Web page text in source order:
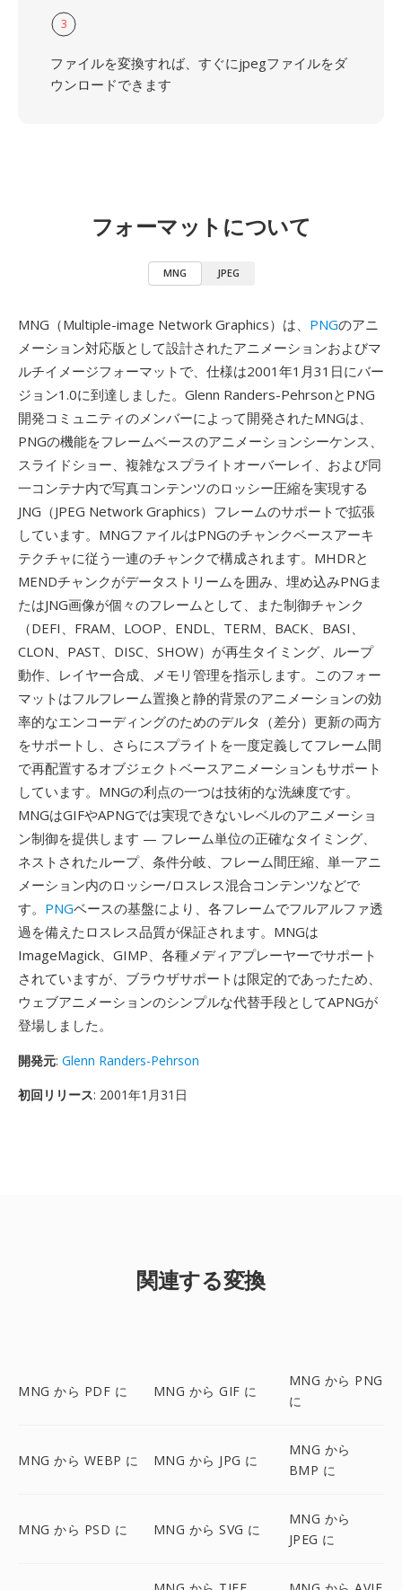
3
ファイルを変換すれば、すぐにjpegファイルをダ
ウンロードできます
フォーマットについて
MNG JPEG
MNG（Multiple-image Network Graphics）は、 PNGのアニ
メーション対応版として設計されたアニメーションおよびマ
ルチイメージフォーマットで、仕様は2001年1月31日にバー
ジョン1.0に到達しました。Glenn Randers-PehrsonとPNG
開発コミュニティのメンバーによって開発されたMNGは、
PNGの機能をフレームベースのアニメーションシーケンス、
スライドショー、複雑なスプライトオーバーレイ、および同
一コンテナ内で写真コンテンツのロッシー圧縮を実現する
JNG（JPEG Network Graphics）フレームのサポートで拡張
しています。MNGファイルはPNGのチャンクベースアーキ
テクチャに従う一連のチャンクで構成されます。MHDRと
MENDチャンクがデータストリームを囲み、埋め込みPNGま
たはJNG画像が個々のフレームとして、また制御チャンク
（DEFI、FRAM、LOOP、ENDL、TERM、BACK、BASI、
CLON、PAST、DISC、SHOW）が再生タイミング、ループ
動作、レイヤー合成、メモリ管理を指示します。このフォー
マットはフルフレーム置換と静的背景のアニメーションの効
率的なエンコーディングのためのデルタ（差分）更新の両方
をサポートし、さらにスプライトを一度定義してフレーム間
で再配置するオブジェクトベースアニメーションもサポート
しています。MNGの利点の一つは技術的な洗練度です。
MNGはGIFやAPNGでは実現できないレベルのアニメーショ
ン制御を提供します — フレーム単位の正確なタイミング、
ネストされたループ、条件分岐、フレーム間圧縮、単一アニ
メーション内のロッシー/ロスレス混合コンテンツなどで
す。 PNGベースの基盤により、各フレームでフルアルファ透
過を備えたロスレス品質が保証されます。MNGは
ImageMagick、GIMP、各種メディアプレーヤーでサポート
されていますが、ブラウザサポートは限定的であったため、
ウェブアニメーションのシンプルな代替手段としてAPNGが
登場しました。
開発元: Glenn Randers-Pehrson
初回リリース: 2001年1月31日
関連する変換
MNG から PDF に MNG から GIF に
MNG から PNG
に
MNG から WEBP に MNG から JPG に
MNG から
BMP に
MNG から PSD に MNG から SVG に
MNG から
JPEG に